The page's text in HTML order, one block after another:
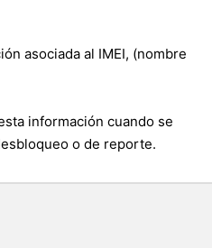
asociada al IMEI, (nombre
información cuando se
o de reporte.